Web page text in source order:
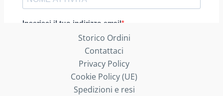
Storico Ordini
Contattaci
Privacy Policy
Cookie Policy (UE)
Spedizioni e resi